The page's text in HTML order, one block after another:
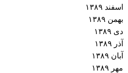
اسفند ۱۳۸۹
بهمن ۱۳۸۹
دی ۱۳۸۹
آذر ۱۳۸۹
آبان ۱۳۸۹
مهر ۱۳۸۹